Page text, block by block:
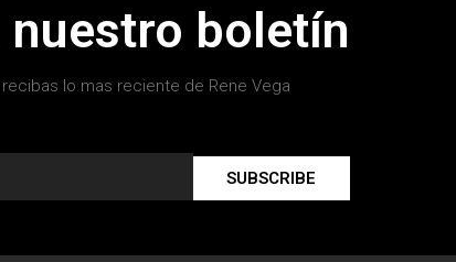
boletín
lo mas reciente de Rene Vega
SUBSCRIBE